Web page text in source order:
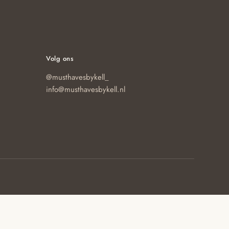
Volg ons
@musthavesbykell_
info@musthavesbykell.nl